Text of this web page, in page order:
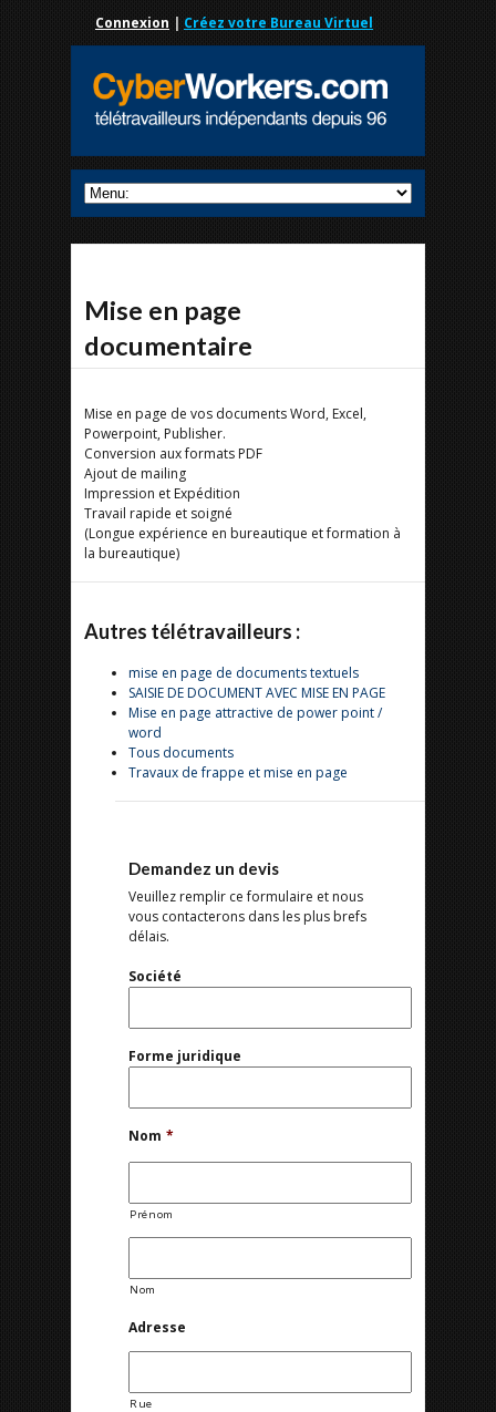
Connexion | Créez votre Bureau Virtuel
Mise en page
documentaire
Mise en page de vos documents Word, Excel,
Powerpoint, Publisher.
Conversion aux formats PDF
Ajout de mailing
Impression et Expédition
Travail rapide et soigné
(Longue expérience en bureautique et formation à
la bureautique)
Autres télétravailleurs :
mise en page de documents textuels
SAISIE DE DOCUMENT AVEC MISE EN PAGE
Mise en page attractive de power point /
word
Tous documents
Travaux de frappe et mise en page
Demandez un devis
Veuillez remplir ce formulaire et nous
vous contacterons dans les plus brefs
délais.
Société
Forme juridique
Nom *
Prénom
Nom
Adresse
Rue